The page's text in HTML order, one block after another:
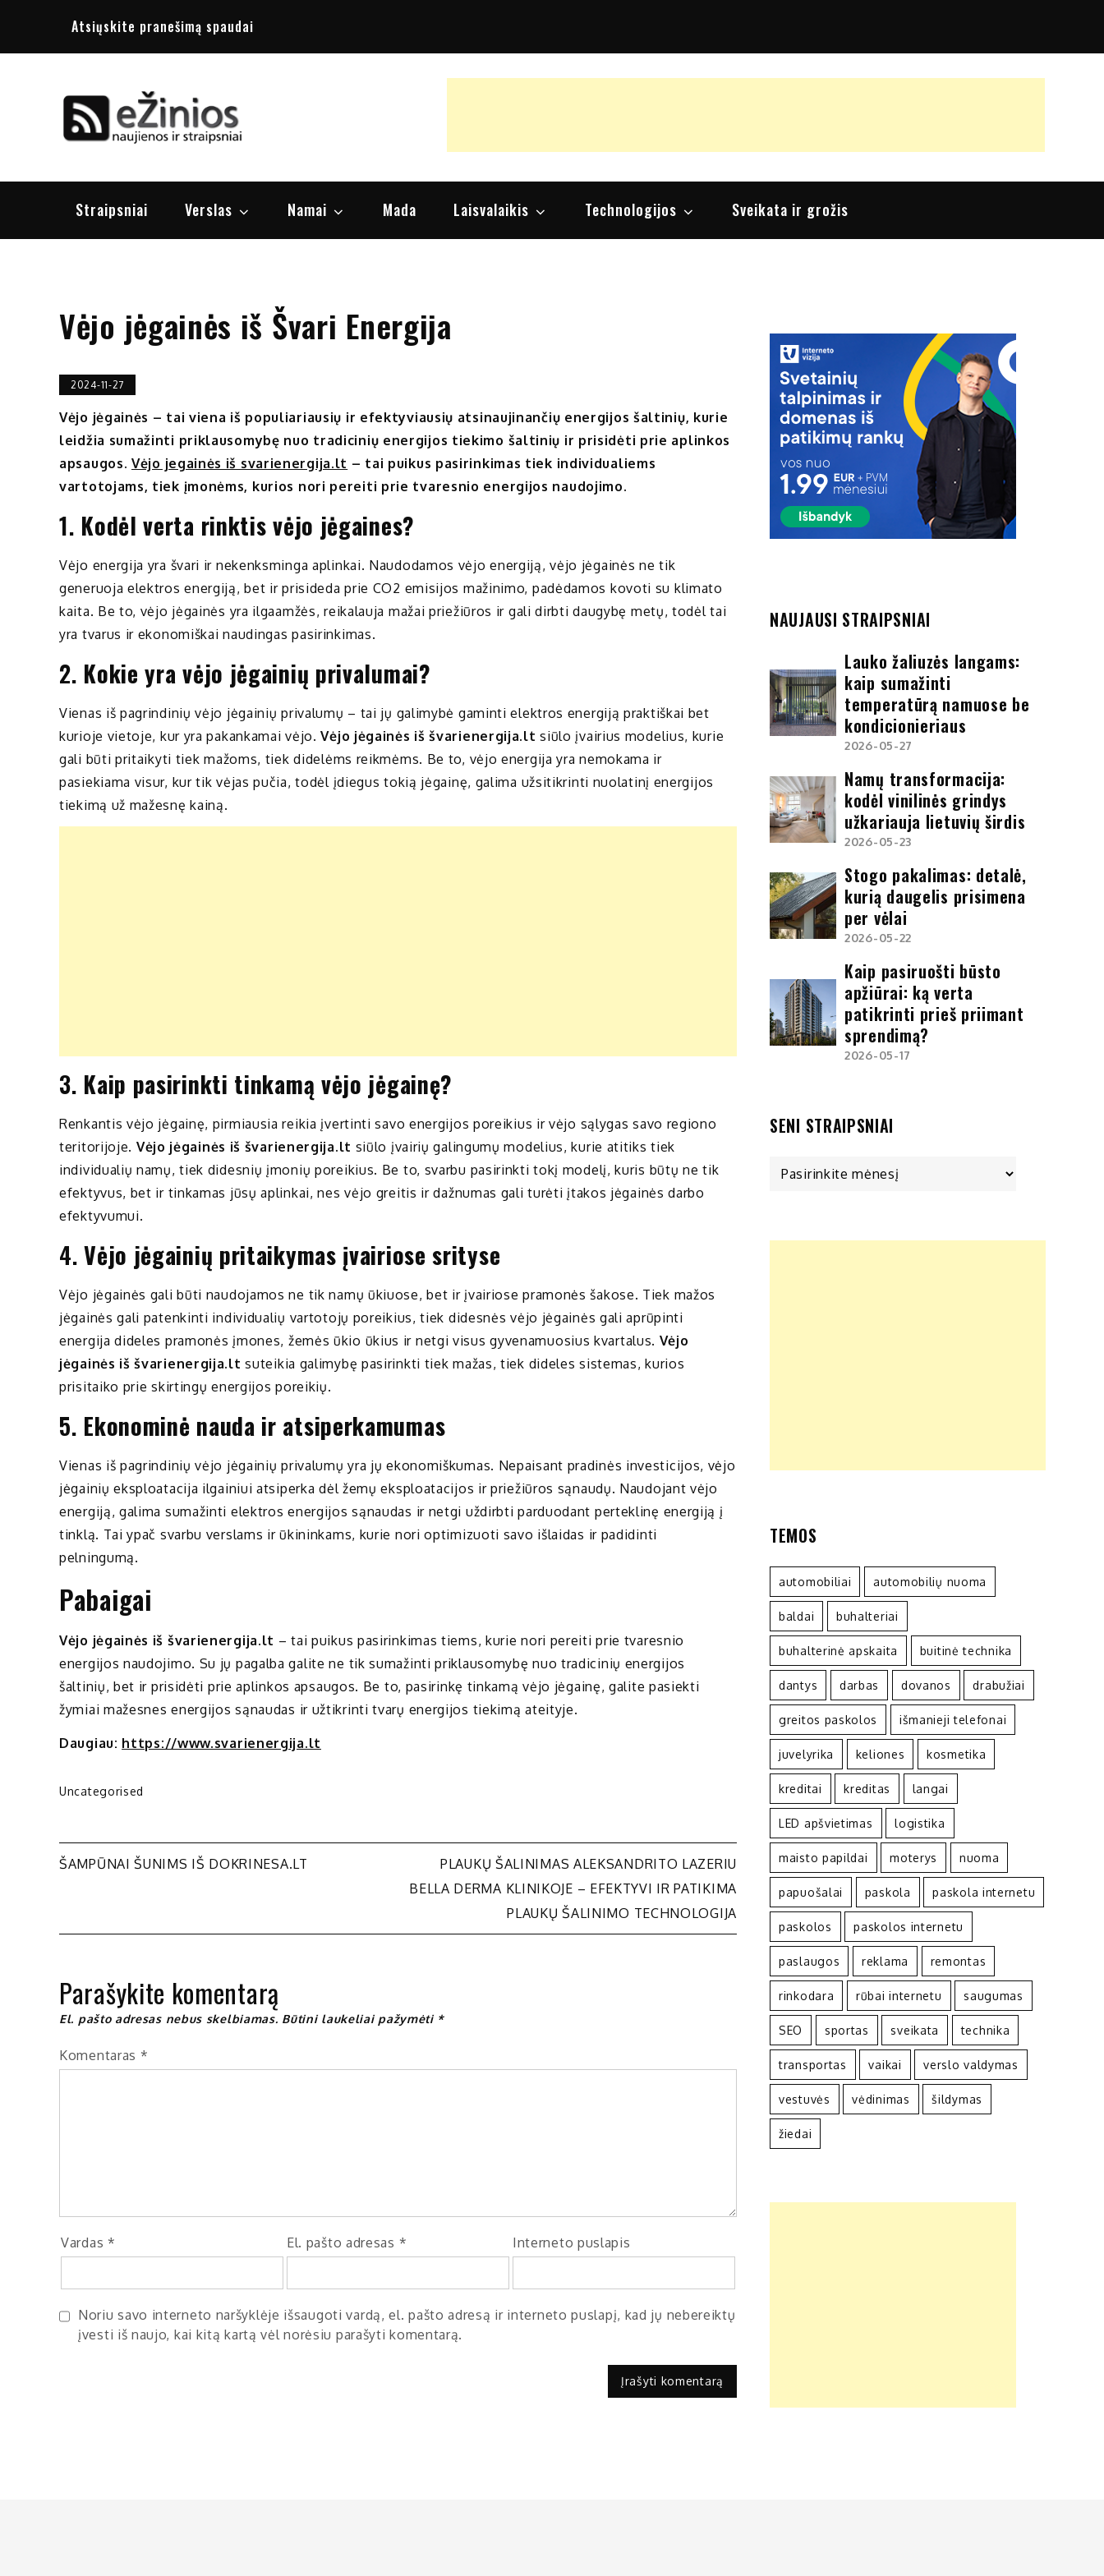
Atsiųskite pranešimą spaudai
Straipsniai Verslas Namai Mada Laisvalaikis Technologijos Sveikata ir grožis
Vėjo jėgainės iš Švari Energija
2024-11-27
Vėjo jėgainės – tai viena iš populiariausių ir efektyviausių atsinaujinančių energijos šaltinių, kurie
leidžia sumažinti priklausomybę nuo tradicinių energijos tiekimo šaltinių ir prisidėti prie aplinkos
apsaugos. Vėjo jegainės iš svarienergija.lt – tai puikus pasirinkimas tiek individualiems
vartotojams, tiek įmonėms, kurios nori pereiti prie tvaresnio energijos naudojimo.
1. Kodėl verta rinktis vėjo jėgaines?
Vėjo energija yra švari ir nekenksminga aplinkai. Naudodamos vėjo energiją, vėjo jėgainės ne tik
generuoja elektros energiją, bet ir prisideda prie CO2 emisijos mažinimo, padėdamos kovoti su klimato
kaita. Be to, vėjo jėgainės yra ilgaamžės, reikalauja mažai priežiūros ir gali dirbti daugybę metų, todėl tai
yra tvarus ir ekonomiškai naudingas pasirinkimas.
2. Kokie yra vėjo jėgainių privalumai?
Vienas iš pagrindinių vėjo jėgainių privalumų – tai jų galimybė gaminti elektros energiją praktiškai bet
kurioje vietoje, kur yra pakankamai vėjo.Vėjo jėgainės iš švarienergija.lt siūlo įvairius modelius, kurie
gali būti pritaikyti tiek mažoms, tiek didelėms reikmėms. Be to, vėjo energija yra nemokama ir
pasiekiama visur, kur tik vėjas pučia, todėl įdiegus tokią jėgainę, galima užsitikrinti nuolatinį energijos
tiekimą už mažesnę kainą.
3. Kaip pasirinkti tinkamą vėjo jėgainę?
Renkantis vėjo jėgainę, pirmiausia reikia įvertinti savo energijos poreikius ir vėjo sąlygas savo regiono
teritorijoje. Vėjo jėgainės iš švarienergija.lt siūlo įvairių galingumų modelius, kurie atitiks tiek
individualių namų, tiek didesnių įmonių poreikius. Be to, svarbu pasirinkti tokį modelį, kuris būtų ne tik
efektyvus, bet ir tinkamas jūsų aplinkai, nes vėjo greitis ir dažnumas gali turėti įtakos jėgainės darbo
efektyvumui.
4.Vėjo jėgainių pritaikymas įvairiose srityse
Vėjo jėgainės gali būti naudojamos ne tik namų ūkiuose, bet ir įvairiose pramonės šakose. Tiek mažos
jėgainės gali patenkinti individualių vartotojų poreikius, tiek didesnės vėjo jėgainės gali aprūpinti
energija dideles pramonės įmones, žemės ūkio ūkius ir netgi visus gyvenamuosius kvartalus. Vėjo
jėgainės iš švarienergija.lt suteikia galimybę pasirinkti tiek mažas, tiek dideles sistemas, kurios
prisitaiko prie skirtingų energijos poreikių.
5. Ekonominė nauda ir atsiperkamumas
Vienas iš pagrindinių vėjo jėgainių privalumų yra jų ekonomiškumas. Nepaisant pradinės investicijos, vėjo
jėgainių eksploatacija ilgainiui atsiperka dėl žemų eksploatacijos ir priežiūros sąnaudų. Naudojant vėjo
energiją, galima sumažinti elektros energijos sąnaudas ir netgi uždirbti parduodant perteklinę energiją į
tinklą. Tai ypač svarbu verslams ir ūkininkams, kurie nori optimizuoti savo išlaidas ir padidinti
pelningumą.
Pabaigai
Vėjo jėgainės iš švarienergija.lt – tai puikus pasirinkimas tiems, kurie nori pereiti prie tvaresnio
energijos naudojimo. Su jų pagalba galite ne tik sumažinti priklausomybę nuo tradicinių energijos
šaltinių, bet ir prisidėti prie aplinkos apsaugos. Be to, pasirinkę tinkamą vėjo jėgainę, galite pasiekti
žymiai mažesnes energijos sąnaudas ir užtikrinti tvarų energijos tiekimą ateityje.
Daugiau: https://www.svarienergija.lt
Uncategorised
Navigacija
ŠAMPŪNAI ŠUNIMS IŠ DOKRINESA.LT
PLAUKŲ ŠALINIMAS ALEKSANDRITO LAZERIU
BELLA DERMA KLINIKOJE – EFEKTYVI IR PATIKIMA
PLAUKŲ ŠALINIMO TECHNOLOGIJA
Parašykite komentarą
El. pašto adresas nebus skelbiamas. Būtini laukeliai pažymėti *
Komentaras *
Vardas * El. pašto adresas * Interneto puslapis
Noriu savo interneto naršyklėje išsaugoti vardą, el. pašto adresą ir interneto puslapį, kad jų nebereiktų
įvesti iš naujo, kai kitą kartą vėl norėsiu parašyti komentarą.
NAUJAUSI STRAIPSNIAI
Lauko žaliuzės langams:
kaip sumažinti
temperatūrą namuose be
kondicionieriaus
2026-05-27
Namų transformacija:
kodėl vinilinės grindys
užkariauja lietuvių širdis
2026-05-23
Stogo pakalimas: detalė,
kurią daugelis prisimena
per vėlai
2026-05-22
Kaip pasiruošti būsto
apžiūrai: ką verta
patikrinti prieš priimant
sprendimą?
2026-05-17
SENI STRAIPSNIAI
TEMOS
automobiliai automobilių nuoma
baldai buhalteriai
buhalterinė apskaita buitinė technika
dantys darbas dovanos drabužiai
greitos paskolos išmanieji telefonai
juvelyrika keliones kosmetika
kreditai kreditas langai
LED apšvietimas logistika
maisto papildai moterys nuoma
papuošalai paskola paskola internetu
paskolos paskolos internetu
paslaugos reklama remontas
rinkodara rūbai internetu saugumas
SEO sportas sveikata technika
transportas vaikai verslo valdymas
vestuvės vėdinimas šildymas
žiedai